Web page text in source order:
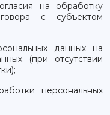
на обработку
с субъектом
данных на
(при отсутствии
персональных